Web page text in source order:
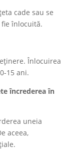
cade sau se
înlocuită.
Înlocuirea
15 ani.
încrederea în
uneia
aceea,